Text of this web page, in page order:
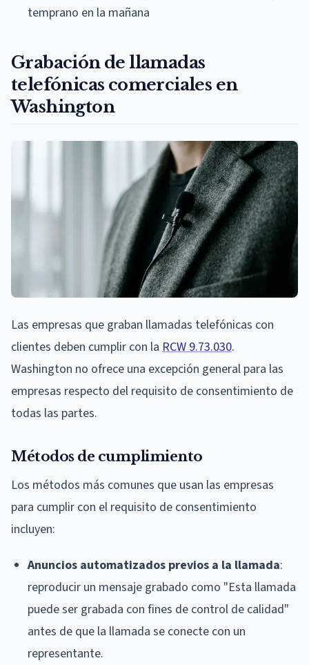
temprano en la mañana
Grabación de llamadas
telefónicas comerciales en
Washington
Las empresas que graban llamadas telefónicas con
clientes deben cumplir con la RCW 9.73.030.
Washington no ofrece una excepción general para las
empresas respecto del requisito de consentimiento de
todas las partes.
Métodos de cumplimiento
Los métodos más comunes que usan las empresas
para cumplir con el requisito de consentimiento
incluyen:
Anuncios automatizados previos a la llamada:
reproducir un mensaje grabado como "Esta llamada
puede ser grabada con fines de control de calidad"
antes de que la llamada se conecte con un
representante.